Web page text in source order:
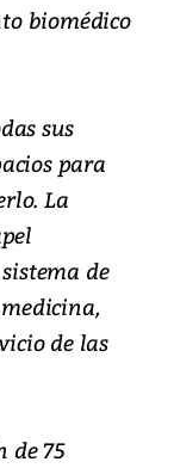
biomédico
sus
para
La
de
de las
de 75